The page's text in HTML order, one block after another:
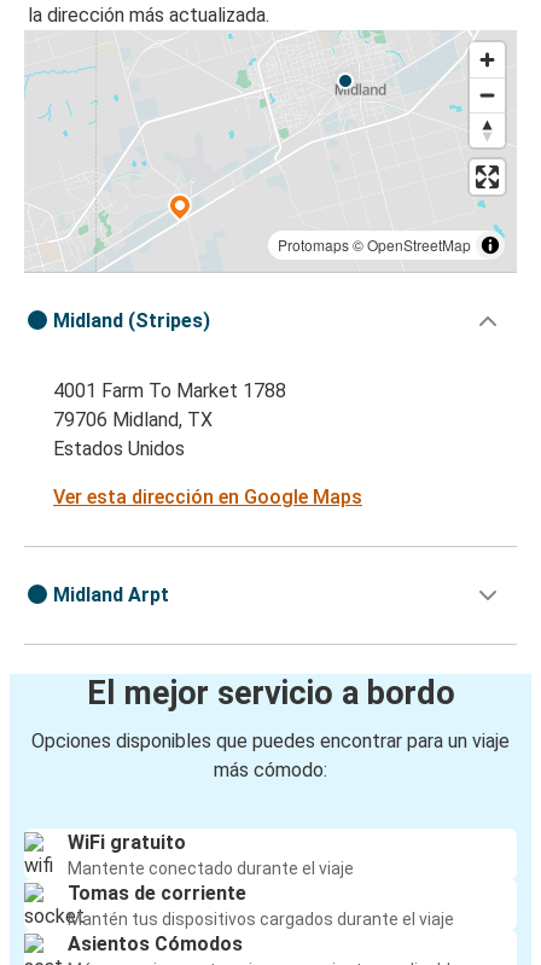
la dirección más actualizada.
Protomaps©OpenStreetMap
Midland (Stripes)
4001 Farm To Market 1788
79706 Midland, TX
Estados Unidos
Ver esta dirección en Google Maps
Midland Arpt
El mejor servicio a bordo
Opciones disponibles que puedes encontrar para un viaje
más cómodo:
WiFi gratuito
Mantente conectado durante el viaje
Tomas de corriente
Mantén tus dispositivos cargados durante el viaje
Asientos Cómodos